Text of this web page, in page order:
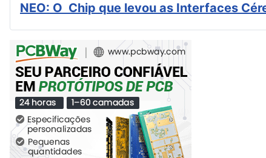
NEO: O Chip que levou as Interfaces